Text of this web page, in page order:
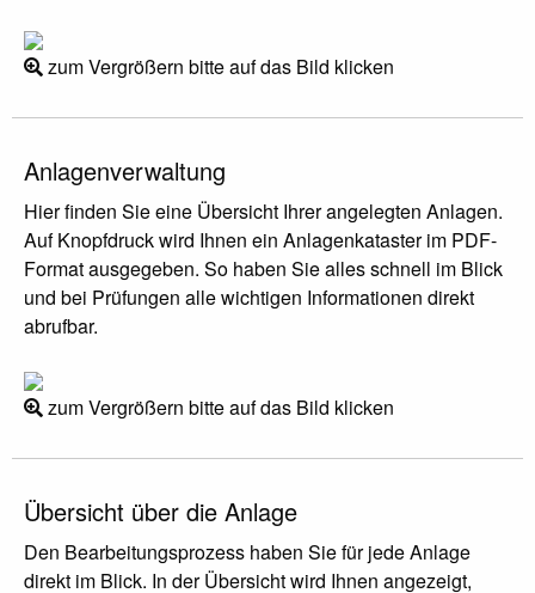
zum Vergrößern bitte auf das Bild klicken
Anlagenverwaltung
Hier finden Sie eine Übersicht Ihrer angelegten Anlagen.
Auf Knopfdruck wird Ihnen ein Anlagenkataster im PDF-
Format ausgegeben. So haben Sie alles schnell im Blick
und bei Prüfungen alle wichtigen Informationen direkt
abrufbar.
zum Vergrößern bitte auf das Bild klicken
Übersicht über die Anlage
Den Bearbeitungsprozess haben Sie für jede Anlage
direkt im Blick. In der Übersicht wird Ihnen angezeigt,